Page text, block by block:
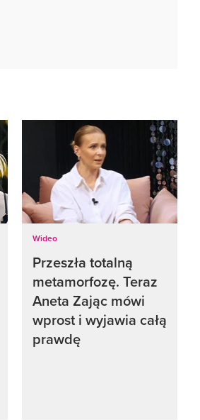
Wideo
Przeszła totalną
metamorfozę. Teraz
Aneta Zając mówi
wprost i wyjawia całą
prawdę